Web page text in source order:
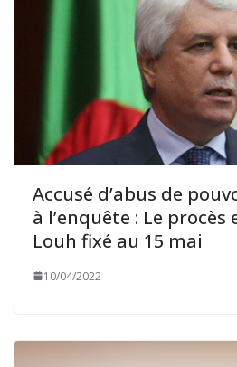
Accusé d’abus de
à l’enquête : Le procès
Louh fixé au 15 mai
10/04/2022